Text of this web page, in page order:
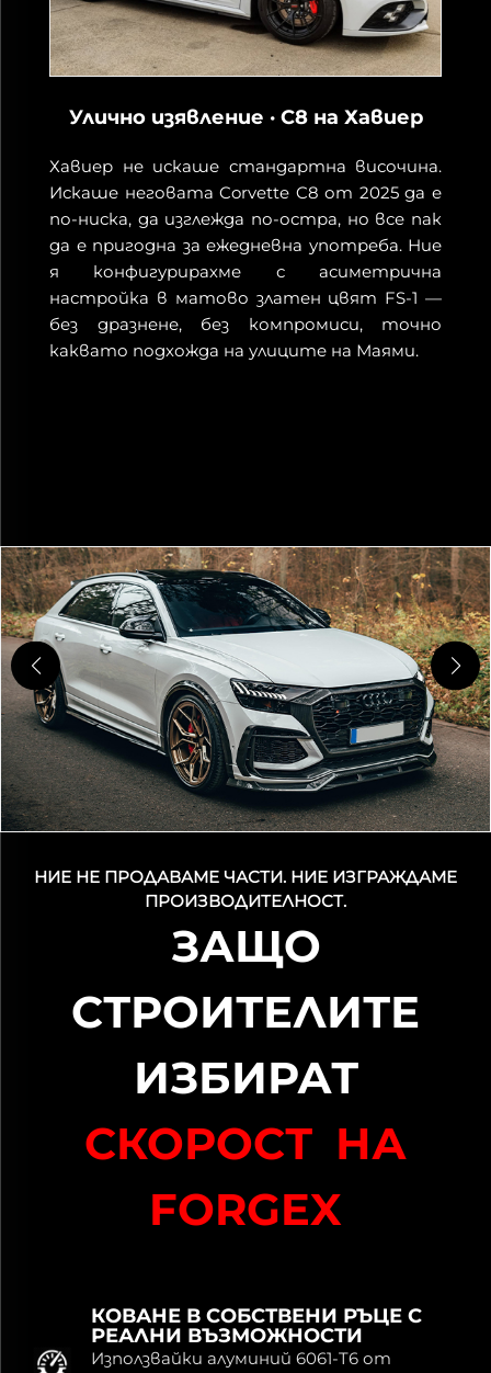
Улично изявление · C8 на Хавиер
Хавиер не искаше стандартна височина.
Искаше неговата Corvette C8 от 2025 да е
по-ниска, да изглежда по-остра, но все пак
да е пригодна за ежедневна употреба. Ние
я конфигурирахме с асиметрична
настройка в матово златен цвят FS-1 —
без дразнене, без компромиси, точно
каквато подхожда на улиците на Маями.
НИЕ НЕ ПРОДАВАМЕ ЧАСТИ. НИЕ ИЗГРАЖДАМЕ
ПРОИЗВОДИТЕЛНОСТ.
ЗАЩО
СТРОИТЕЛИТЕ
ИЗБИРАТ
СКОРОСТ НА
FORGEX
КОВАНЕ В СОБСТВЕНИ РЪЦЕ С
РЕАЛНИ ВЪЗМОЖНОСТИ
Използвайки алуминий 6061-T6 от